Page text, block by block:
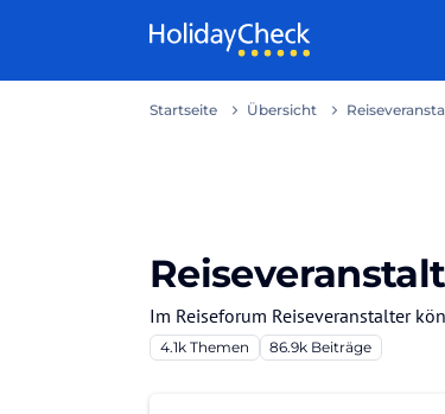
Startseite Übersicht
Im Reiseforum Reiseveranstalter
4.1k Themen 86.9k Beiträge